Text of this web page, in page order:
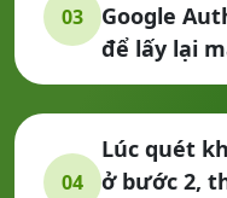
03
Google
để lấy lại
04
Lúc quét
ở bước 2,